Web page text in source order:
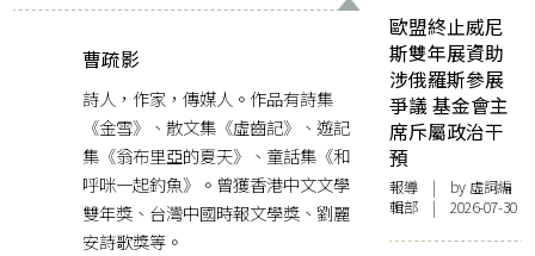
曹疏影
詩人，作家，傳媒人。作品有詩集
《金雪》、散文集《虛齒記》、遊記
集《翁布里亞的夏天》、童話集《和
呼咪一起釣魚》。曾獲香港中文文學
雙年獎、台灣中國時報文學獎、劉麗
安詩歌獎等。
歐盟終止威尼
斯雙年展資助
涉俄羅斯參展
爭議 基金會主
席斥屬政治干
預
報導 | by 虛詞編
輯部 | 2026-07-30